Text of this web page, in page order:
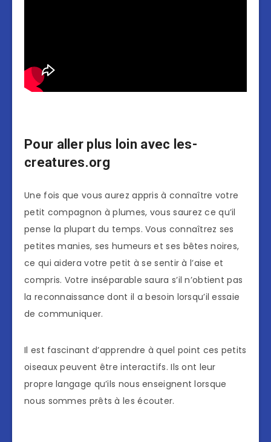
Pour aller plus loin avec les-
creatures.org
Une fois que vous aurez appris à connaître votre
petit compagnon à plumes, vous saurez ce qu’il
pense la plupart du temps. Vous connaîtrez ses
petites manies, ses humeurs et ses bêtes noires,
ce qui aidera votre petit à se sentir à l’aise et
compris. Votre inséparable saura s’il n’obtient pas
la reconnaissance dont il a besoin lorsqu’il essaie
de communiquer.
Il est fascinant d’apprendre à quel point ces petits
oiseaux peuvent être interactifs. Ils ont leur
propre langage qu’ils nous enseignent lorsque
nous sommes prêts à les écouter.